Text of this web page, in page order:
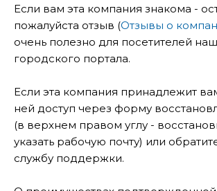
Если вам эта компания знакома -
пожалуйста отзыв (Отзывы о
очень полезно для посетителей
городского портала.
Если эта компания принадлежит
ней доступ через форму
(в верхнем правом углу -
указать рабочую почту) или
службу поддержки.